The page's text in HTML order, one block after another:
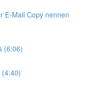
E-Mail Copy nennen
(6:06)
(4:40)